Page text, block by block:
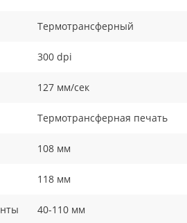
Термотрансферный
300 dpi
127 мм/сек
Термотрансферная печать
108 мм
118 мм
40-110 мм